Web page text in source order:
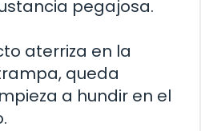
pegajosa.
aterriza en la
queda
a hundir en el